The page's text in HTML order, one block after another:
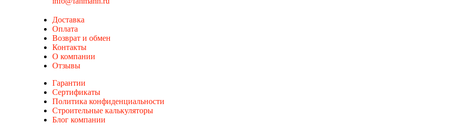
Доставка
Оплата
Возврат и обмен
Контакты
О компании
Отзывы
Гарантии
Сертификаты
Политика конфиденциальности
Строительные калькуляторы
Блог компании